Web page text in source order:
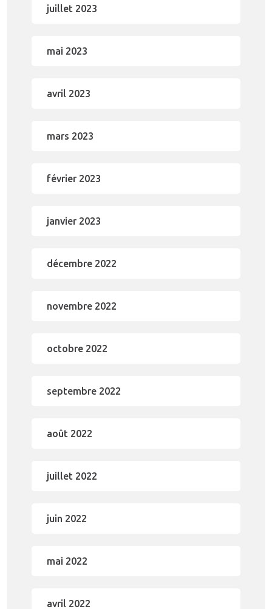
juillet 2023
mai 2023
avril 2023
mars 2023
février 2023
janvier 2023
décembre 2022
novembre 2022
octobre 2022
septembre 2022
août 2022
juillet 2022
juin 2022
mai 2022
avril 2022